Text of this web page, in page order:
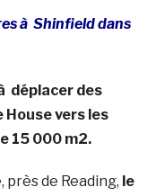
à Shinfield dans
déplacer des
vers les
15 000 m2.
près de Reading, le